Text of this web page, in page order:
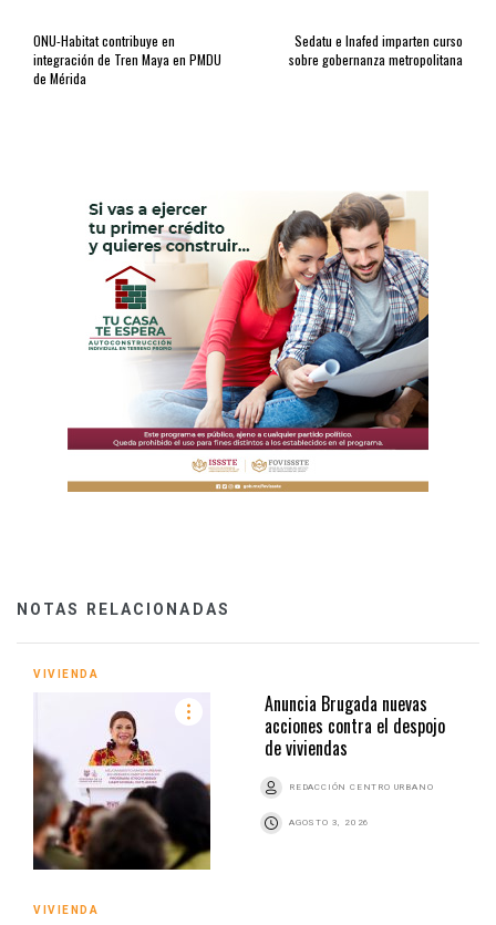
ONU-Habitat contribuye en
integración de Tren Maya en PMDU
de Mérida
Sedatu e Inafed imparten curso
sobre gobernanza metropolitana
NOTAS RELACIONADAS
VIVIENDA
Anuncia Brugada nuevas
acciones contra el despojo
de viviendas
REDACCIÓN CENTRO URBANO
AGOSTO 3, 2026
VIVIENDA